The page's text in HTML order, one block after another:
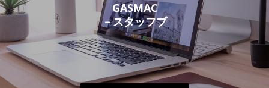
GASMAC
スタッフブログ－